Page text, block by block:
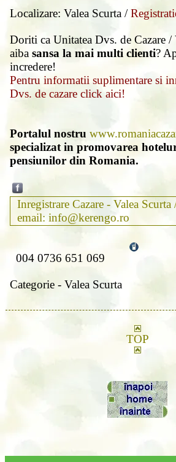
Localizare: Valea Scurta /
Doriti ca Unitatea Dvs. de Cazare /
aiba sansa la mai multi clienti?
incredere!
Pentru informatii suplimentare si
Dvs. de cazare click aici!
Portalul nostru
specializat in promovarea
pensiunilor din Romania.
Inregistrare Cazare - Valea Scurta
email: info@kerengo.ro
004 0736 651 069
Categorie - Valea Scurta
TOP